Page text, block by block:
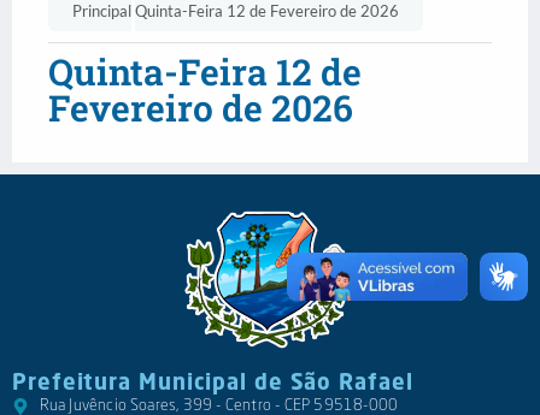
PrincipalQuinta-Feira 12 de Fevereiro de 2026
Quinta-Feira 12 de
Fevereiro de 2026
Prefeitura Municipal de São Rafael
Rua Juvêncio Soares, 399 - Centro - CEP 59518-000